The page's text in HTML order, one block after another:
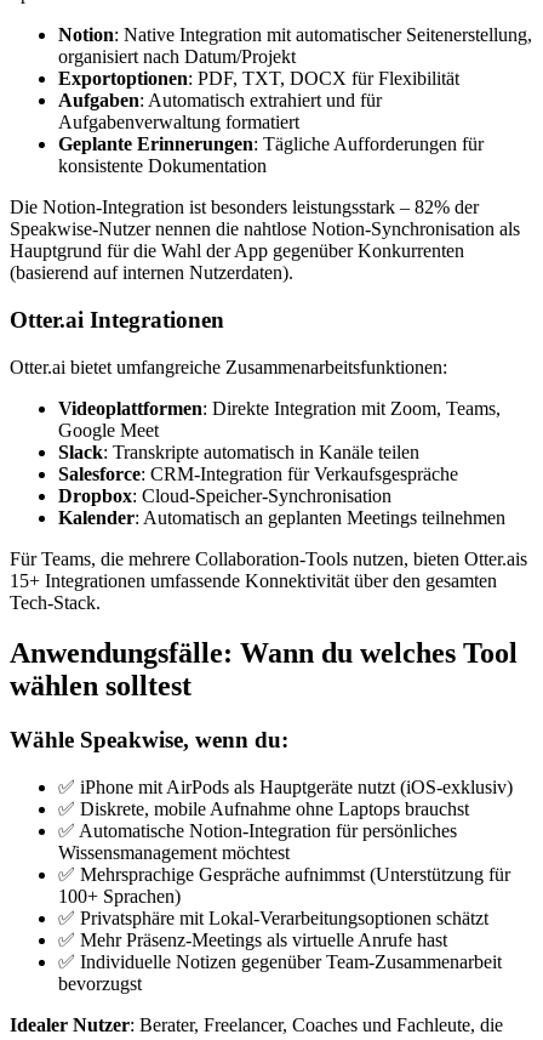
Notion: Native Integration mit automatischer Seitenerstellung,
organisiert nach Datum/Projekt
Exportoptionen: PDF, TXT, DOCX für Flexibilität
Aufgaben: Automatisch extrahiert und für
Aufgabenverwaltung formatiert
Geplante Erinnerungen: Tägliche Aufforderungen für
konsistente Dokumentation
Die Notion-Integration ist besonders leistungsstark – 82% der
Speakwise-Nutzer nennen die nahtlose Notion-Synchronisation als
Hauptgrund für die Wahl der App gegenüber Konkurrenten
(basierend auf internen Nutzerdaten).
Otter.ai Integrationen
Otter.ai bietet umfangreiche Zusammenarbeitsfunktionen:
Videoplattformen: Direkte Integration mit Zoom, Teams,
Google Meet
Slack: Transkripte automatisch in Kanäle teilen
Salesforce: CRM-Integration für Verkaufsgespräche
Dropbox: Cloud-Speicher-Synchronisation
Kalender: Automatisch an geplanten Meetings teilnehmen
Für Teams, die mehrere Collaboration-Tools nutzen, bieten Otter.ais
15+ Integrationen umfassende Konnektivität über den gesamten
Tech-Stack.
Anwendungsfälle: Wann du welches Tool
wählen solltest
Wähle Speakwise, wenn du:
✅ iPhone mit AirPods als Hauptgeräte nutzt (iOS-exklusiv)
✅ Diskrete, mobile Aufnahme ohne Laptops brauchst
✅ Automatische Notion-Integration für persönliches
Wissensmanagement möchtest
✅ Mehrsprachige Gespräche aufnimmst (Unterstützung für
100+ Sprachen)
✅ Privatsphäre mit Lokal-Verarbeitungsoptionen schätzt
✅ Mehr Präsenz-Meetings als virtuelle Anrufe hast
✅ Individuelle Notizen gegenüber Team-Zusammenarbeit
bevorzugst
Idealer Nutzer: Berater, Freelancer, Coaches und Fachleute, die